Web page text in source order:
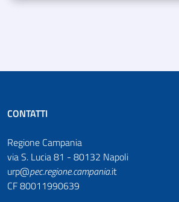
CONTATTI
Regione Campania
via S. Lucia 81 - 80132 Napoli
urp@pec.regione.campania.it
CF 80011990639